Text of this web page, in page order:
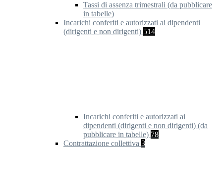
Tassi di assenza trimestrali (da pubblicare
in tabelle)
Incarichi conferiti e autorizzati ai dipendenti
(dirigenti e non dirigenti) 514
Incarichi conferiti e autorizzati ai
dipendenti (dirigenti e non dirigenti) (da
pubblicare in tabelle) 78
Contrattazione collettiva 3